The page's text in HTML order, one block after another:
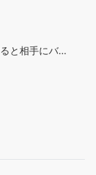
と相手にバ…